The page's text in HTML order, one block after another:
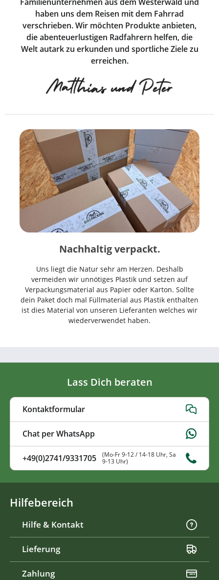
haben uns dem Reisen mit dem Fahrrad
verschrieben. Wir möchten Produkte anbieten,
die abenteuerlustigen Radfahrern helfen, die
Welt autark zu erkunden und sportliche Ziele zu
erreichen.
Nachhaltig verpackt.
Uns liegt die Natur sehr am Herzen. Deshalb
vermeiden wir unnötiges Plastik und setzen auf
Verpackungsmaterial aus Papier oder Karton. Sollte
dein Paket doch mal Füllmaterial aus Plastik enthalten
ist dies Material von unseren Lieferanten welches wir
wiederverwendet haben.
Lass Dich beraten
Kontaktformular
Chat per WhatsApp
+49(0)2741/9331705
(Mo-Fr 9-12 / 14-18 Uhr, Sa
9-13 Uhr)
Hilfebereich
Hilfe & Kontakt
Lieferung
Zahlung